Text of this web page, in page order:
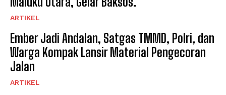
ARTIKEL
Ember Jadi Andalan, Satgas TMMD, Polri, dan
Warga Kompak Lansir Material Pengecoran
Jalan
ARTIKEL